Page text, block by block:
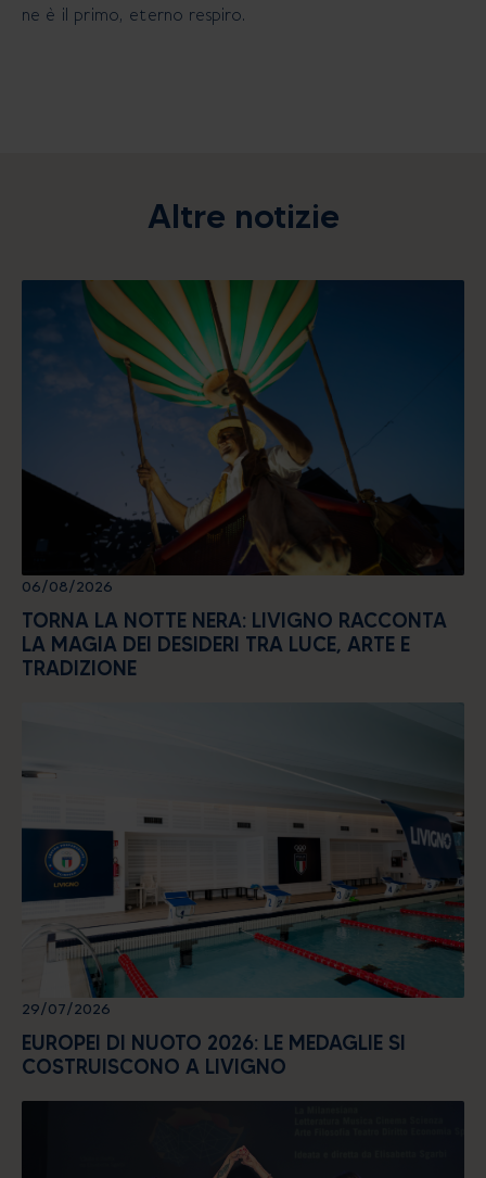
ne è il primo, eterno respiro.
Altre notizie
06/08/2026
TORNA LA NOTTE NERA: LIVIGNO RACCONTA
LA MAGIA DEI DESIDERI TRA LUCE, ARTE E
TRADIZIONE
29/07/2026
EUROPEI DI NUOTO 2026: LE MEDAGLIE SI
COSTRUISCONO A LIVIGNO